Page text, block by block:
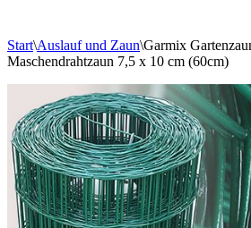
Start\Auslauf und Zaun\Garmix
Maschendrahtzaun 7,5 x 10 cm (60cm)